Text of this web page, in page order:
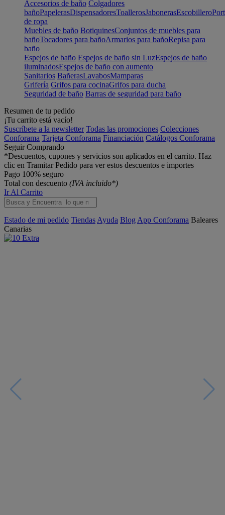
Accesorios de baño Colgadores
bañoPapelerasDispensadoresToallerosJabonerasEscobillero
de ropa
Muebles de baño BotiquinesConjuntos de muebles para
bañoTocadores para bañoArmarios para bañoRepisa para
baño
Espejos de baño Espejos de baño sin LuzEspejos de baño
iluminadosEspejos de baño con aumento
Sanitarios BañerasLavabosMamparas
Grifería Grifos para cocinaGrifos para ducha
Seguridad de baño Barras de seguridad para baño
Resumen de tu pedido
¡Tu carrito está vacío!
Suscríbete a la newsletter Todas las promociones Colecciones
Conforama Tarjeta Conforama Financiación Catálogos Conforama
Seguir Comprando
*Descuentos, cupones y servicios son aplicados en el carrito. Haz
clic en Tramitar Pedido para ver estos descuentos e importes
Pago 100% seguro
Total con descuento (IVA incluido*)
Ir Al Carrito
Estado de mi pedido Tiendas Ayuda Blog App Conforama Baleares
Canarias